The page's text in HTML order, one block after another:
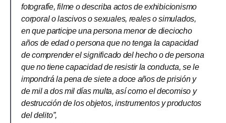
fotografíe, filme o describa actos de exhibicionismo
corporal o lascivos o sexuales, reales o simulados,
en que participe una persona menor de dieciocho
años de edad o persona que no tenga la capacidad
de comprender el significado del hecho o de persona
que no tiene capacidad de resistir la conducta, se le
impondrá la pena de siete a doce años de prisión y
de mil a dos mil días multa, así como el decomiso y
destrucción de los objetos, instrumentos y productos
del delito”,